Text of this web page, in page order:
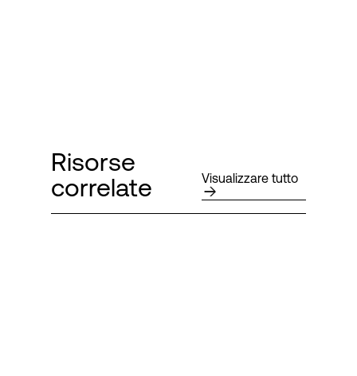
Risorse
correlate
Visualizzare tutto